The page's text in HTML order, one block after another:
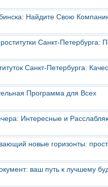
Найдите Свою
Санкт-Петербурга:
Санкт-Петербурга:
Программа для Всех
Интересные и
новые горизонты:
ваш путь к лучшему